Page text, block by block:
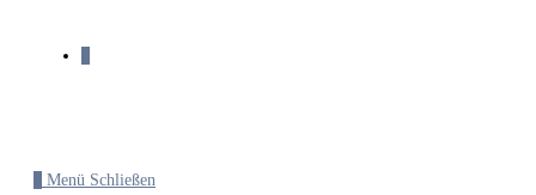
Menü Schließen